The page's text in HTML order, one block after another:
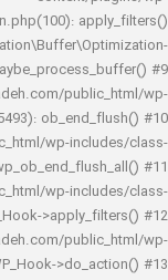
decokadeh.com/
public_html/wp-
public_html/wp-
WP_Hook-
decokadeh.com/
WP_Hook-